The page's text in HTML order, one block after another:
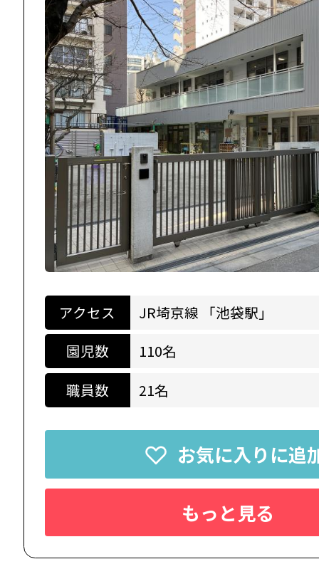
アクセス
JR埼京線 「池袋駅」
園児数
110名
職員数
21名
お気に入りに追
もっと見る